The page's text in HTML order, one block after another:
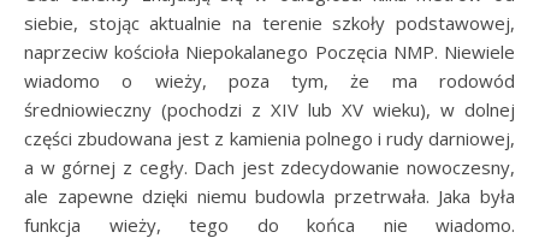
siebie, stojąc aktualnie na terenie szkoły podstawowej,
naprzeciw kościoła Niepokalanego Poczęcia NMP. Niewiele
wiadomo o wieży, poza tym, że ma rodowód
średniowieczny (pochodzi z XIV lub XV wieku), w dolnej
części zbudowana jest z kamienia polnego i rudy darniowej,
a w górnej z cegły. Dach jest zdecydowanie nowoczesny,
ale zapewne dzięki niemu budowla przetrwała. Jaka była
funkcja wieży, tego do końca nie wiadomo.